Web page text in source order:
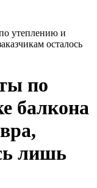
утеплению и
осталось
по
балкона
лишь